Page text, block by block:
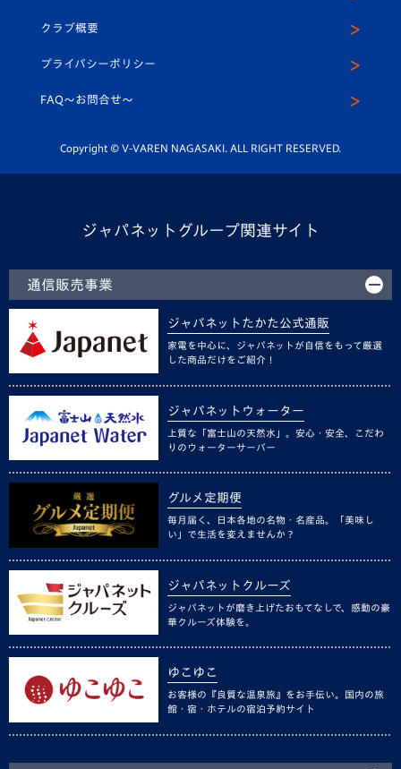
平和祈念活動
ホームタウン活動
スクール
ヴィヴィくんインスタグラム
公式LINE＠
クラブ概要
プライバシーポリシー
FAQ〜お問合せ〜
Copyright © V-VAREN NAGASAKI. ALL RIGHT RESERVED.
ジャパネットグループ関連サイト
通信販売事業
ジャパネットたかた公式通販
家電を中心に、ジャパネットが自信をもって厳選
した商品だけをご紹介！
ジャパネットウォーター
上質な「富士山の天然水」。安心・安全、こだわ
りのウォーターサーバー
グルメ定期便
毎月届く、日本各地の名物・名産品。「美味し
い」で生活を変えませんか？
ジャパネットクルーズ
ジャパネットが磨き上げたおもてなしで、感動の豪
華クルーズ体験を。
ゆこゆこ
お客様の『良質な温泉旅』をお手伝い。国内の旅
館・宿・ホテルの宿泊予約サイト